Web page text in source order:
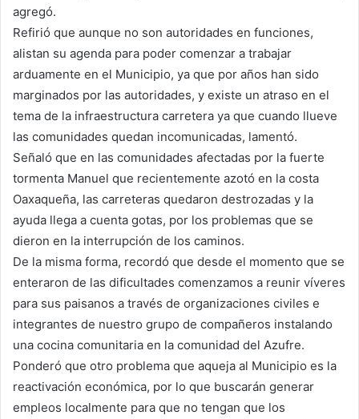
agregó.
Refirió que aunque no son autoridades en funciones,
alistan su agenda para poder comenzar a trabajar
arduamente en el Municipio, ya que por años han sido
marginados por las autoridades, y existe un atraso en el
tema de la infraestructura carretera ya que cuando llueve
las comunidades quedan incomunicadas, lamentó.
Señaló que en las comunidades afectadas por la fuerte
tormenta Manuel que recientemente azotó en la costa
Oaxaqueña, las carreteras quedaron destrozadas y la
ayuda llega a cuenta gotas, por los problemas que se
dieron en la interrupción de los caminos.
De la misma forma, recordó que desde el momento que se
enteraron de las dificultades comenzamos a reunir víveres
para sus paisanos a través de organizaciones civiles e
integrantes de nuestro grupo de compañeros instalando
una cocina comunitaria en la comunidad del Azufre.
Ponderó que otro problema que aqueja al Municipio es la
reactivación económica, por lo que buscarán generar
empleos localmente para que no tengan que los